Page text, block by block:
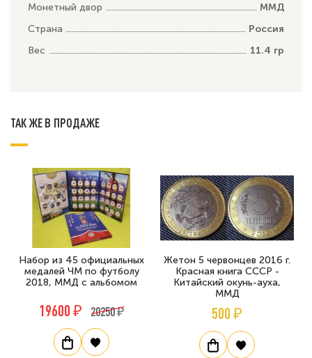
Монетный двор
ММД
Страна
Россия
Вес
11.4 гр
ТАК ЖЕ В ПРОДАЖЕ
Набор из 45 официальных
медалей ЧМ по футболу
2018, ММД с альбомом
19600 ₽ 20250 ₽
Жетон 5 червонцев 2016 г.
Красная книга СССР -
Китайский окунь-ауха,
ММД
500 ₽